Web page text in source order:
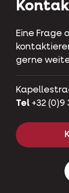
Eine Frage
gerne
Tel +32 (0)9